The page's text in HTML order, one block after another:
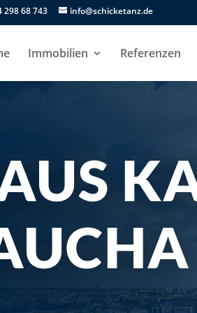
298 68 743 info@schicketanz.de
Immobilien Referenzen